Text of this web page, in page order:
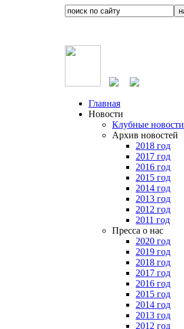
Главная
Новости
Клубные новости
Архив новостей
2018 год
2017 год
2016 год
2015 год
2014 год
2013 год
2012 год
2011 год
Пресса о нас
2020 год
2019 год
2018 год
2017 год
2016 год
2015 год
2014 год
2013 год
2012 год